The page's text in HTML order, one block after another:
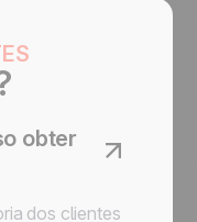
obter
dos clientes